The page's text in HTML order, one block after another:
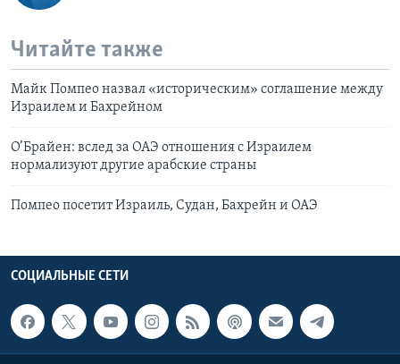
Читайте также
Майк Помпео назвал «историческим» соглашение между
Израилем и Бахрейном
О’Брайен: вслед за ОАЭ отношения с Израилем
нормализуют другие арабские страны
Помпео посетит Израиль, Судан, Бахрейн и ОАЭ
СОЦИАЛЬНЫЕ СЕТИ